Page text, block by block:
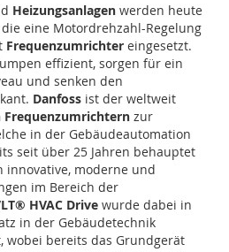
Heizungsanlagen werden heute
eine Motordrehzahl-Regelung
Frequenzumrichter eingesetzt.
effizient, sorgen für ein
und senken den
Danfoss ist der weltweit
Frequenzumrichtern zur
in der Gebäudeautomation
seit über 25 Jahren behauptet
moderne und
im Bereich der
HVAC Drive wurde dabei in
in der Gebäudetechnik
bereits das Grundgerät